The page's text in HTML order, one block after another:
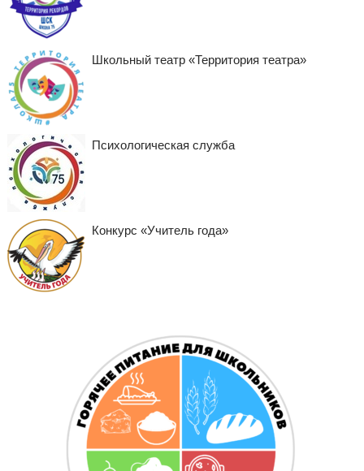
Школьный театр «Территория театра»
Психологическая служба
Конкурс «Учитель года»